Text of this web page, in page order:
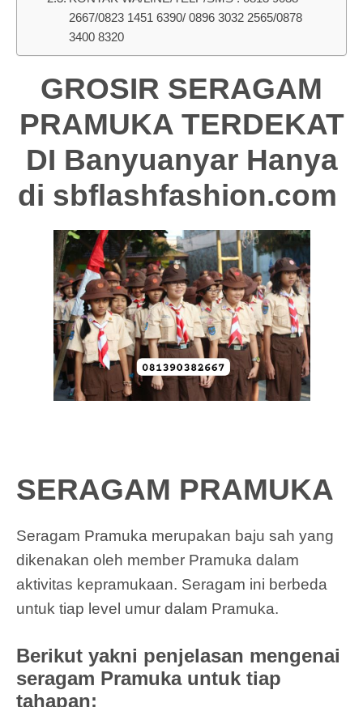
2667/0823 1451 6390/ 0896 3032 2565/0878
3400 8320
GROSIR SERAGAM
PRAMUKA TERDEKAT
DI Banyuanyar Hanya
di sbflashfashion.com
SERAGAM PRAMUKA
Seragam Pramuka merupakan baju sah yang
dikenakan oleh member Pramuka dalam
aktivitas kepramukaan. Seragam ini berbeda
untuk tiap level umur dalam Pramuka.
Berikut yakni penjelasan mengenai
seragam Pramuka untuk tiap
tahapan: